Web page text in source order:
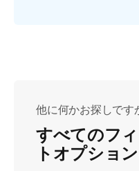
他に何かお探しです
すべてのフ
トオプショ